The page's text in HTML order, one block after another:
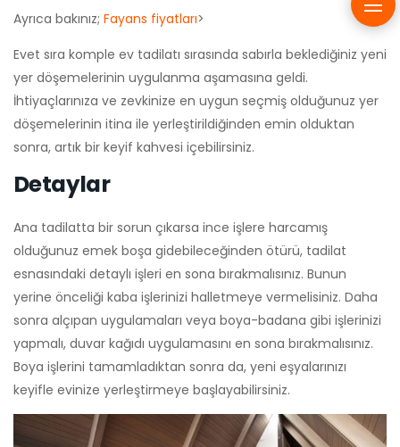
Ayrıca bakınız; Fayans fiyatları>
Evet sıra komple ev tadilatı sırasında sabırla beklediğiniz yeni
yer döşemelerinin uygulanma aşamasına geldi.
İhtiyaçlarınıza ve zevkinize en uygun seçmiş olduğunuz yer
döşemelerinin itina ile yerleştirildiğinden emin olduktan
sonra, artık bir keyif kahvesi içebilirsiniz.
Detaylar
Ana tadilatta bir sorun çıkarsa ince işlere harcamış
olduğunuz emek boşa gidebileceğinden ötürü, tadilat
esnasındaki detaylı işleri en sona bırakmalısınız. Bunun
yerine önceliği kaba işlerinizi halletmeye vermelisiniz. Daha
sonra alçıpan uygulamaları veya boya-badana gibi işlerinizi
yapmalı, duvar kağıdı uygulamasını en sona bırakmalısınız.
Boya işlerini tamamladıktan sonra da, yeni eşyalarınızı
keyifle evinize yerleştirmeye başlayabilirsiniz.